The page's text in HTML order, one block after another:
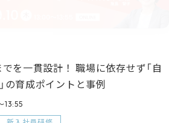
を一貫設計！ 職場に依存せず「自
の育成ポイントと事例